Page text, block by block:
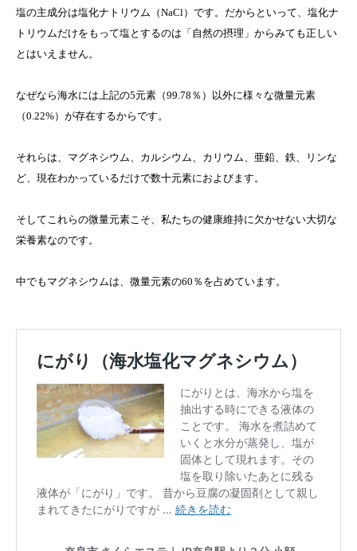
塩の主成分は塩化ナトリウム（NaCl）です。だからといって、塩化ナ
トリウムだけをもって塩とするのは「自然の摂理」からみても正しい
とはいえません。
なぜなら海水には上記の5元素（99.78％）以外に様々な微量元素
（0.22%）が存在するからです。
それらは、マグネシウム、カルシウム、カリウム、亜鉛、鉄、リンな
ど、現在わかっているだけで数十元素におよびます。
そしてこれらの微量元素こそ、私たちの健康維持に欠かせない大切な
栄養素なのです。
中でもマグネシウムは、微量元素の60％を占めています。